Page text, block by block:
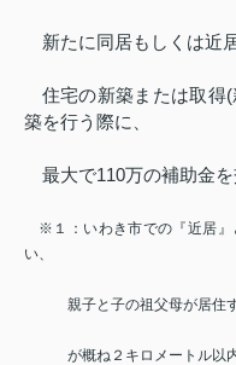
新たに同居もしくは近
住宅の新築または取得(
築を行う際に、
最大で110万の補助金を
※１：いわき市での『近居』
い、
親子と子の祖父母が居住す
が概ね２キロメートル以内